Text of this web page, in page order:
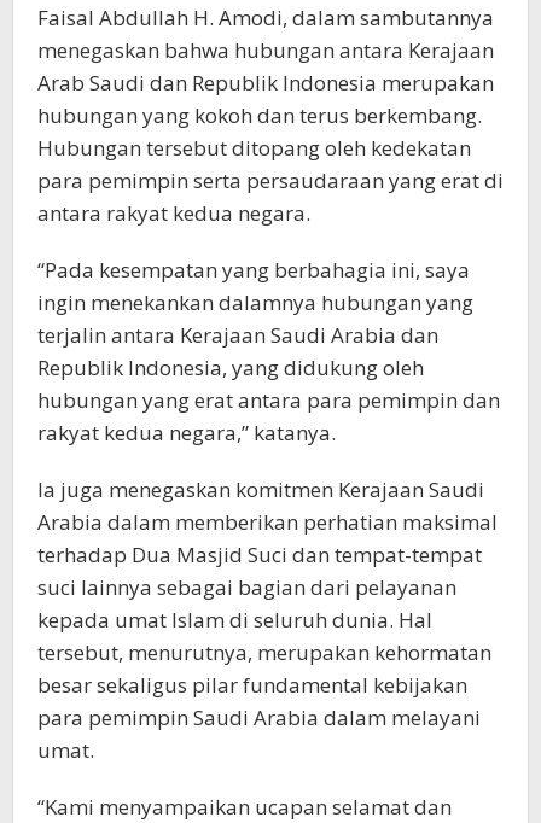
Faisal Abdullah H. Amodi, dalam sambutannya
menegaskan bahwa hubungan antara Kerajaan
Arab Saudi dan Republik Indonesia merupakan
hubungan yang kokoh dan terus berkembang.
Hubungan tersebut ditopang oleh kedekatan
para pemimpin serta persaudaraan yang erat di
antara rakyat kedua negara.
“Pada kesempatan yang berbahagia ini, saya
ingin menekankan dalamnya hubungan yang
terjalin antara Kerajaan Saudi Arabia dan
Republik Indonesia, yang didukung oleh
hubungan yang erat antara para pemimpin dan
rakyat kedua negara,” katanya.
Ia juga menegaskan komitmen Kerajaan Saudi
Arabia dalam memberikan perhatian maksimal
terhadap Dua Masjid Suci dan tempat-tempat
suci lainnya sebagai bagian dari pelayanan
kepada umat Islam di seluruh dunia. Hal
tersebut, menurutnya, merupakan kehormatan
besar sekaligus pilar fundamental kebijakan
para pemimpin Saudi Arabia dalam melayani
umat.
“Kami menyampaikan ucapan selamat dan